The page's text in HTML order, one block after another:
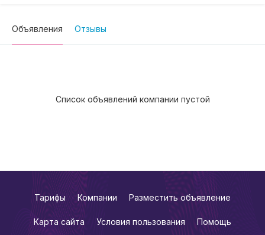
Объявления Отзывы
Список объявлений компании пустой
Тарифы Компании Разместить объявление
Карта сайта Условия пользования Помощь